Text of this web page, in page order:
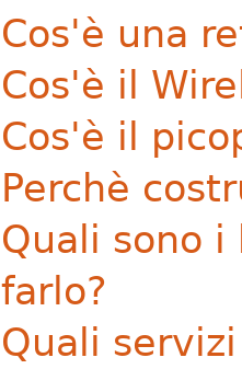
Cos'è una
Cos'è il
Cos'è il
Perchè
Quali sono i
farlo?
Quali